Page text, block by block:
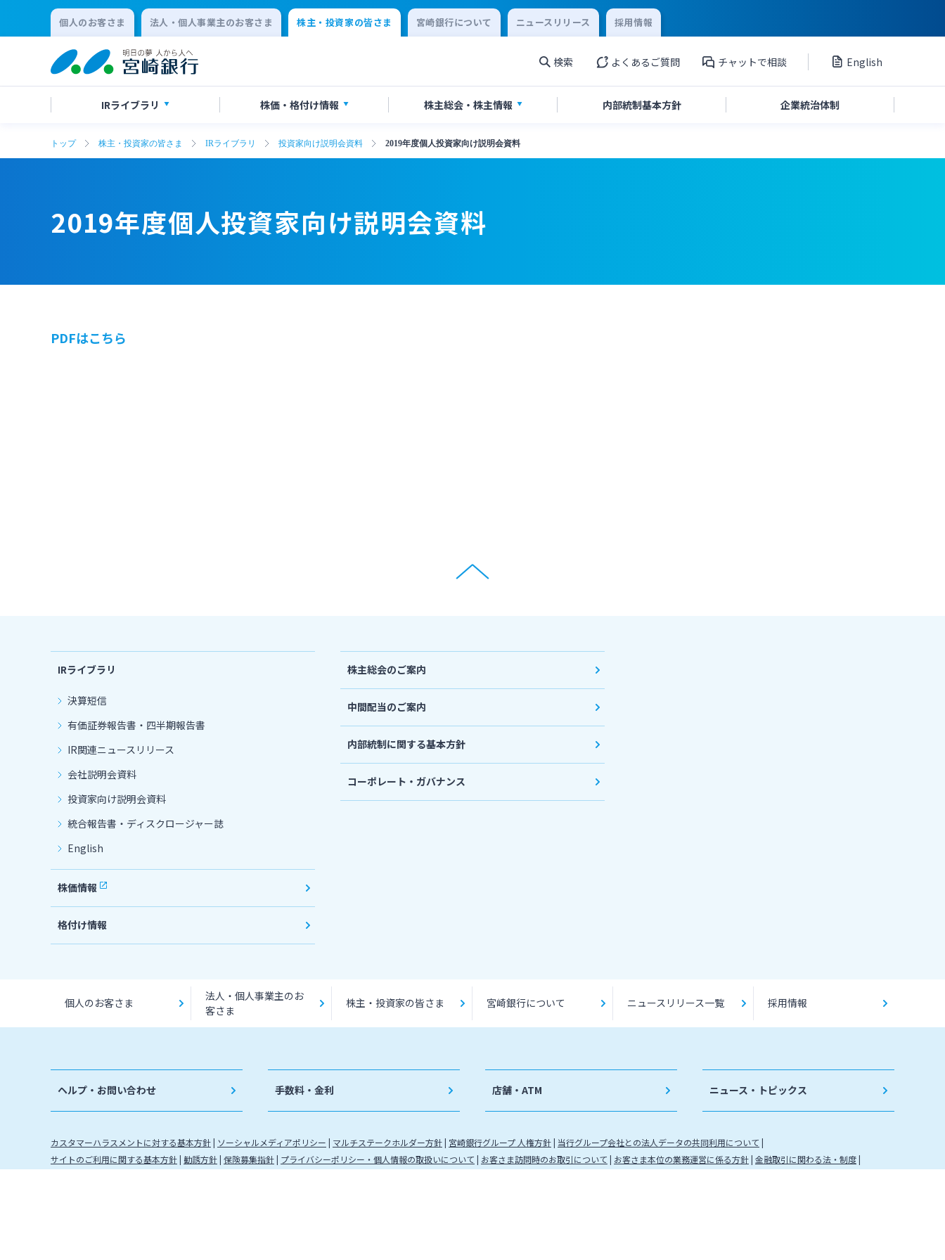
個人のお客さま 法人・個人事業主のお客さま 株主・投資家の皆さま 宮崎銀行について ニュースリリース 採用情報
検索 よくあるご質問 チャットで相談 English
IRライブラリ 株価・ 格付け情報 株主総会・ 株主情報 内部統制基本方針 企業統治体制
閉じる
閉じる
閉じる
閉じる
トップ 株主・投資家の皆さま IRライブラリ 投資家向け説明会資料 2019年度個人投資家向け説明会資料
2019年度個人投資家向け説明会資料
PDFはこちら
IRライブラリ
決算短信
有価証券報告書・四半期報告書
IR関連ニュースリリース
会社説明会資料
投資家向け説明会資料
統合報告書・ディスクロージャー誌
English
株価情報
格付け情報
株主総会のご案内
中間配当のご案内
内部統制に関する基本方針
コーポレート・ガバナンス
個人のお客さま
法人・個人事業主のお
客さま
株主・投資家の皆さま 宮崎銀行について ニュースリリース一覧 採用情報
ヘルプ・お問い合わせ 手数料・金利 店舗・ATM ニュース・トピックス
カスタマーハラスメントに対する基本方針 ソーシャルメディアポリシー マルチステークホルダー方針 宮崎銀行グループ 人権方針 当行グループ会社との法人データの共同利用について
サイトのご利用に関する基本方針 勧誘方針 保険募集指針 プライバシーポリシー・個人情報の取扱いについて お客さま訪問時のお取引について お客さま本位の業務運営に係る方針 金融取引に関わる法・制度